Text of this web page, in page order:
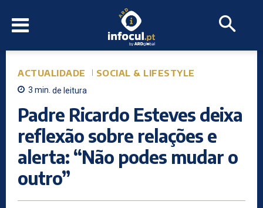
ACTUALIDADE SOCIAL & LIFESTYLE
3 min. de leitura
Padre Ricardo Esteves deixa
reflexão sobre relações e
alerta: “Não podes mudar o
outro”